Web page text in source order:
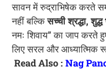
सावन में रुद्राभिषेक करते
नहीं बल्किसच्ची श्रद्धा,
नमः शिवाय” का जाप करते
लिए सरल और आध्यात्मिक
Read Also : Nag